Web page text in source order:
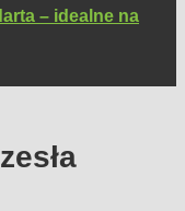
– idealne na